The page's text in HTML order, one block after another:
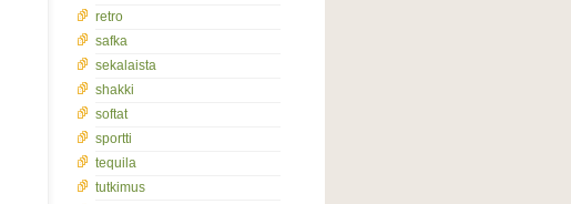
retro
safka
sekalaista
shakki
softat
sportti
tequila
tutkimus